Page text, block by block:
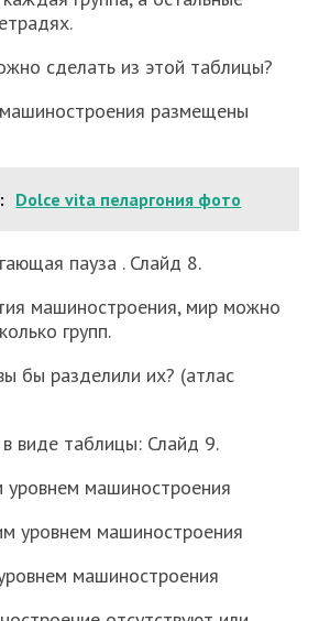
сделать из этой таблицы?
размещены
Dolce vita пеларгония фото
пауза . Слайд 8.
машиностроения, мир можно
групп.
бы разделили их? (атлас
виде таблицы: Слайд 9.
уровнем машиностроения
уровнем машиностроения
машиностроения